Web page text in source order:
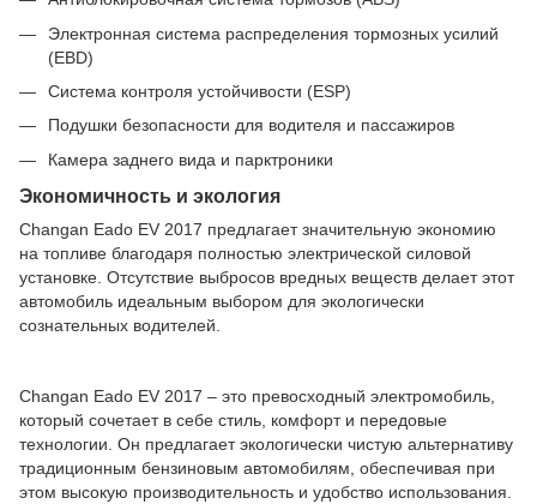
Электронная система распределения тормозных усилий
(EBD)
Система контроля устойчивости (ESP)
Подушки безопасности для водителя и пассажиров
Камера заднего вида и парктроники
Экономичность и экология
Changan Eado EV 2017 предлагает значительную экономию
на топливе благодаря полностью электрической силовой
установке. Отсутствие выбросов вредных веществ делает этот
автомобиль идеальным выбором для экологически
сознательных водителей.
Changan Eado EV 2017 – это превосходный электромобиль,
который сочетает в себе стиль, комфорт и передовые
технологии. Он предлагает экологически чистую альтернативу
традиционным бензиновым автомобилям, обеспечивая при
этом высокую производительность и удобство использования.